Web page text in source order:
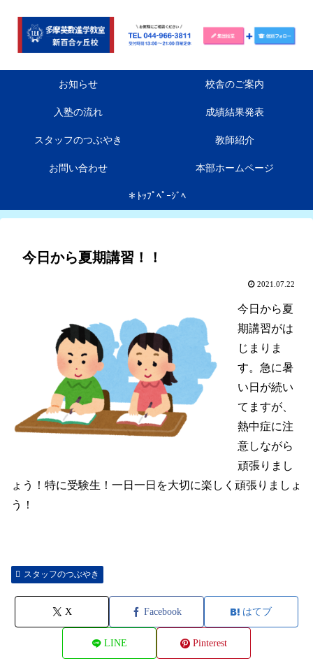
お知らせ 校舎のご案内
入塾の流れ 成績結果発表
スタッフのつぶやき 教師紹介
お問い合わせ 本部ホームページ
＊ﾄｯﾌﾟﾍﾟｰｼﾞﾍ
今日から夏期講習！！
2021.07.22
今日から夏
期講習がは
じまりま
す。急に暑
い日が続い
てますが、
熱中症に注
意しながら
頑張りまし
ょう！特に受験生！一日一日を大切に楽しく頑張りましょ
う！
スタッフのつぶやき
X Facebook はてブ
LINE Pinterest